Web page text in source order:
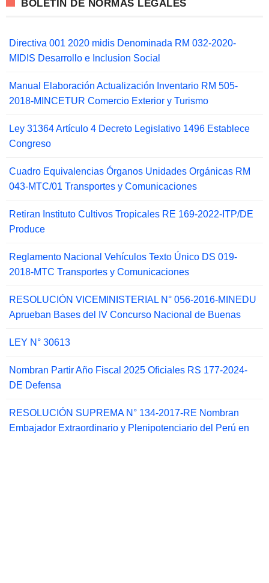
BOLETIN DE NORMAS LEGALES
Directiva 001 2020 midis Denominada RM 032-2020-
MIDIS Desarrollo e Inclusion Social
Manual Elaboración Actualización Inventario RM 505-
2018-MINCETUR Comercio Exterior y Turismo
Ley 31364 Artículo 4 Decreto Legislativo 1496 Establece
Congreso
Cuadro Equivalencias Órganos Unidades Orgánicas RM
043-MTC/01 Transportes y Comunicaciones
Retiran Instituto Cultivos Tropicales RE 169-2022-ITP/DE
Produce
Reglamento Nacional Vehículos Texto Único DS 019-
2018-MTC Transportes y Comunicaciones
RESOLUCIÓN VICEMINISTERIAL N° 056-2016-MINEDU
Aprueban Bases del IV Concurso Nacional de Buenas
LEY N° 30613
Nombran Partir Año Fiscal 2025 Oficiales RS 177-2024-
DE Defensa
RESOLUCIÓN SUPREMA N° 134-2017-RE Nombran
Embajador Extraordinario y Plenipotenciario del Perú en